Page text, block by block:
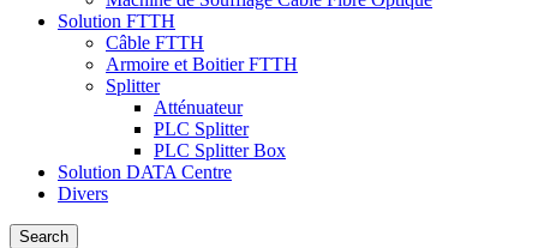
Solution FTTH
Câble FTTH
Armoire et Boitier FTTH
Splitter
Atténuateur
PLC Splitter
PLC Splitter Box
Solution DATA Centre
Divers
Search